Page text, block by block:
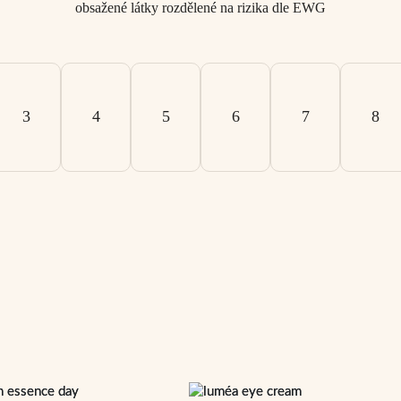
obsažené látky rozdělené na rizika dle EWG
3 4 5 6 7 8